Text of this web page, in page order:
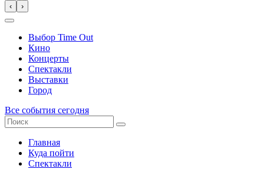
‹ ›
Выбор Time Out
Кино
Концерты
Спектакли
Выставки
Город
Все события сегодня
Главная
Куда пойти
Спектакли